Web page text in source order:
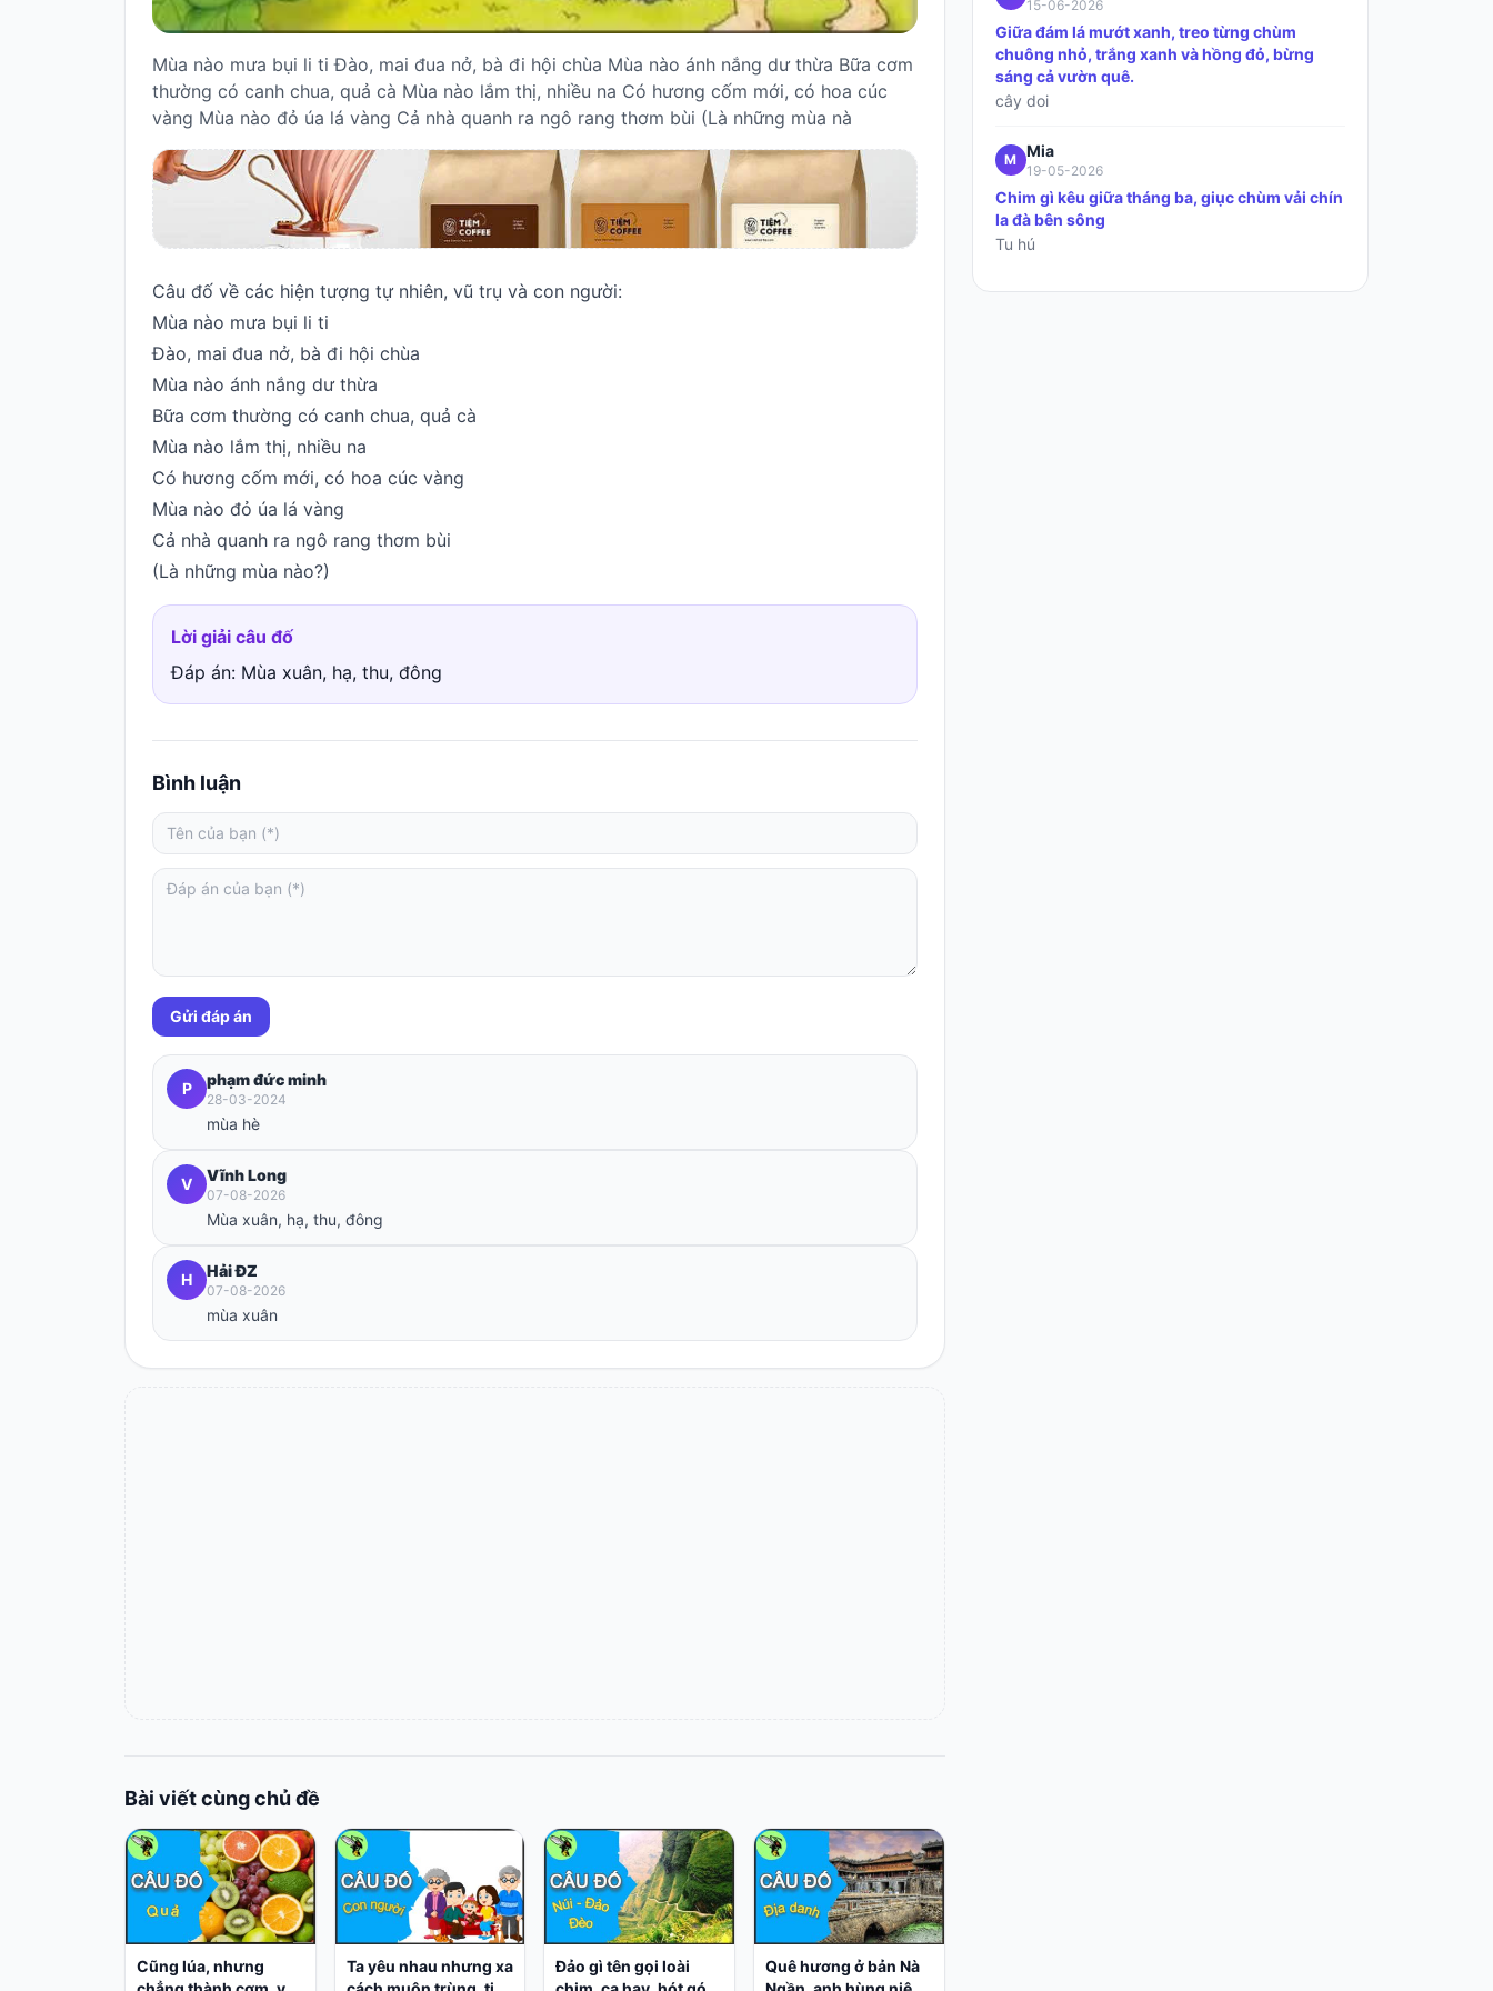
Mùa nào mưa bụi li ti Đào, mai đua nở, bà đi hội chùa Mùa nào ánh nắng dư thừa Bữa cơm
thường có canh chua, quả cà Mùa nào lắm thị, nhiều na Có hương cốm mới, có hoa cúc
vàng Mùa nào đỏ úa lá vàng Cả nhà quanh ra ngô rang thơm bùi (Là những mùa nà
Câu đố về các hiện tượng tự nhiên, vũ trụ và con người:
Mùa nào mưa bụi li ti
Đào, mai đua nở, bà đi hội chùa
Mùa nào ánh nắng dư thừa
Bữa cơm thường có canh chua, quả cà
Mùa nào lắm thị, nhiều na
Có hương cốm mới, có hoa cúc vàng
Mùa nào đỏ úa lá vàng
Cả nhà quanh ra ngô rang thơm bùi
(Là những mùa nào?)
Lời giải câu đố
Đáp án: Mùa xuân, hạ, thu, đông
Bình luận
Gửi đáp án
P phạm đức minh
28-03-2024
mùa hè
V Vĩnh Long
07-08-2026
Mùa xuân, hạ, thu, đông
H Hải ĐZ
07-08-2026
mùa xuân
Bài viết cùng chủ đề
Cũng lúa, nhưng
Ta yêu nhau nhưng xa
Đảo gì tên gọi loài
Quê hương ở bản Nà
15-06-2026
Giữa đám lá mướt xanh, treo từng chùm
chuông nhỏ, trắng xanh và hồng đỏ, bừng
sáng cả vườn quê.
cây doi
M Mia
19-05-2026
Chim gì kêu giữa tháng ba, giục chùm vải chín
la đà bên sông
Tu hú